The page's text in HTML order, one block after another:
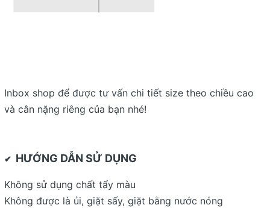
Inbox shop để được tư vấn chi tiết size theo chiều cao
và cân nặng riêng của bạn nhé!
✔ HƯỚNG DẪN SỬ DỤNG
Không sử dụng chất tẩy màu
Không được là ủi, giặt sấy, giặt bằng nước nóng